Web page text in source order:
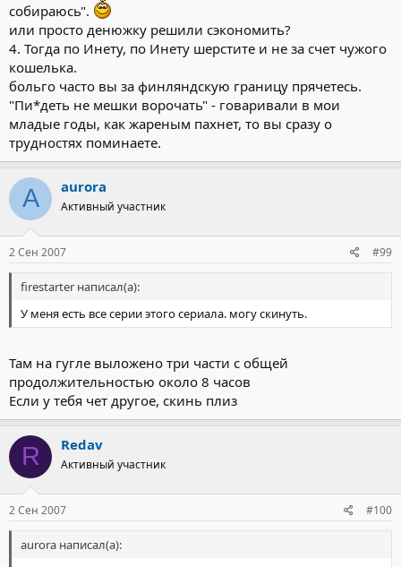
собираюсь".
или просто денюжку решили сэкономить?
4. Тогда по Инету, по Инету шерстите и не за счет чужого
кошелька.
больго часто вы за финляндскую границу прячетесь.
"Пи*деть не мешки ворочать" - говаривали в мои
младые годы, как жареным пахнет, то вы сразу о
трудностях поминаете.
A aurora
Активный участник
2 Сен 2007 #99
firestarter написал(а):
У меня есть все серии этого сериала. могу скинуть.
Там на гугле выложено три части с общей
продолжительностью около 8 часов
Если у тебя чет другое, скинь плиз
R Redav
Активный участник
2 Сен 2007 #100
aurora написал(а):